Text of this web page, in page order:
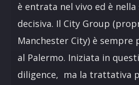
è entrata nel vivo ed è nella
decisiva. Il City Group
Manchester City) è sempre
al Palermo. Iniziata in
diligence, ma la trattativa